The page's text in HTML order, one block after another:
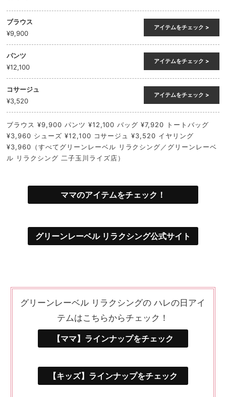
ブラウス
¥9,900
アイテムをチェック >
パンツ
¥12,100
アイテムをチェック >
コサージュ
¥3,520
アイテムをチェック >
ブラウス ¥9,900 パンツ ¥12,100 バッグ ¥7,920 トートバッグ
¥3,960 シューズ ¥12,100 コサージュ ¥3,520 イヤリング
¥3,960（すべてグリーンレーベル リラクシング／グリーンレーベ
ル リラクシング 二子玉川ライズ店）
ママのアイテムをチェック！
グリーンレーベル リラクシング公式サイト
グリーンレーベル リラクシングの ハレの日アイ
テムはこちらからチェック！
【ママ】ラインナップをチェック
【キッズ】ラインナップをチェック